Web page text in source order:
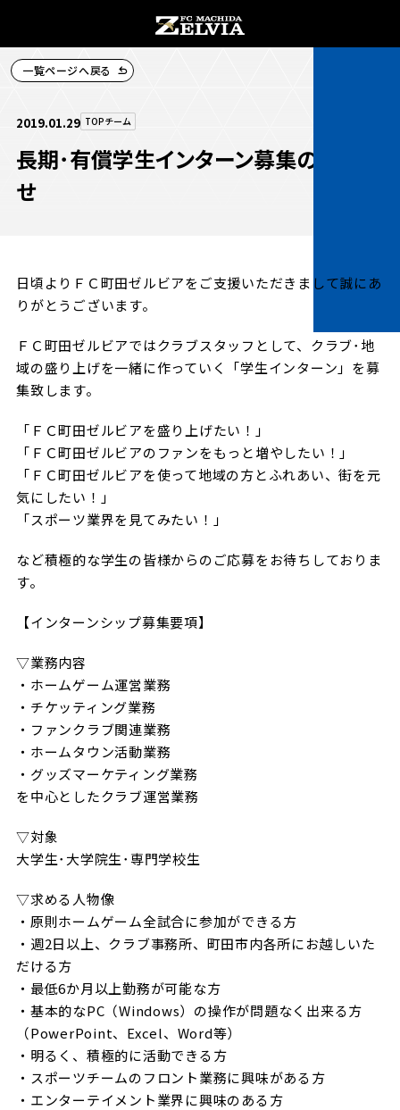
TOPチーム
試合情報
チケット
イベント
ファンクラブ
グッズ
アカデミー
スクール
試合情報
試合データ
順位表・ゴールランキング
観戦する
観戦するトップ
チケット購入
チケット購入手順
スタジアムアクセス
スタジアムマップ
観戦方法を知る
スタジアム観戦ガイド
観戦マナー＆ルール
車イスでの観戦
試合運営管理規程
クラブを知るトップ
ＦＣ町田ゼルビアについて
ファンになる
ファンになるトップ
ＦＣ町田ゼルビアをサポート
トレーニングの見学・ファンサービス
ボランティア
ＦＣ町田ゼルビアカレンダー
三輪緑山ベースを利用
三輪緑山ベースご利用案内
ユニフォーム
ホームタウン
ホームタウントップ
ゼルビアアシスト募集
ゼルビアアシスト協賛企業一覧
ゼルナビ
ＦＣ町田ゼルビアスポーツクラブ
ＦＣ町田ゼルビアアカデミー
ゼルビアフットサルパーク
パートナー
パートナートップ
パートナー企業一覧
一覧ページへ戻る
2019.01.29 TOPチーム
長期･有償学生インターン募集のお知ら
せ
日頃よりＦＣ町田ゼルビアをご支援いただきまして誠にあ
りがとうございます。
ＦＣ町田ゼルビアではクラブスタッフとして、クラブ･地
域の盛り上げを一緒に作っていく「学生インターン」を募
集致します。
「ＦＣ町田ゼルビアを盛り上げたい！」
「ＦＣ町田ゼルビアのファンをもっと増やしたい！」
「ＦＣ町田ゼルビアを使って地域の方とふれあい、街を元
気にしたい！」
「スポーツ業界を見てみたい！」
など積極的な学生の皆様からのご応募をお待ちしておりま
す。
【インターンシップ募集要項】
▽業務内容
・ホームゲーム運営業務
・チケッティング業務
・ファンクラブ関連業務
・ホームタウン活動業務
・グッズマーケティング業務
を中心としたクラブ運営業務
▽対象
大学生･大学院生･専門学校生
▽求める人物像
・原則ホームゲーム全試合に参加ができる方
・週2日以上、クラブ事務所、町田市内各所にお越しいた
だける方
・最低6か月以上勤務が可能な方
・基本的なPC（Windows）の操作が問題なく出来る方
（PowerPoint、Excel、Word等）
・明るく、積極的に活動できる方
・スポーツチームのフロント業務に興味がある方
・エンターテイメント業界に興味のある方